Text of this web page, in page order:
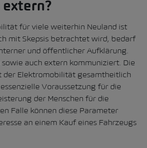
für viele weiterhin Neuland ist
mit Skepsis betrachtet wird, bedarf
und öffentlicher Aufklärung.
sowie auch extern kommuniziert. Die
der Elektromobilität gesamtheitlich
Voraussetzung für die
der Menschen für die
Falle können diese Parameter
an einem Kauf eines Fahrzeugs